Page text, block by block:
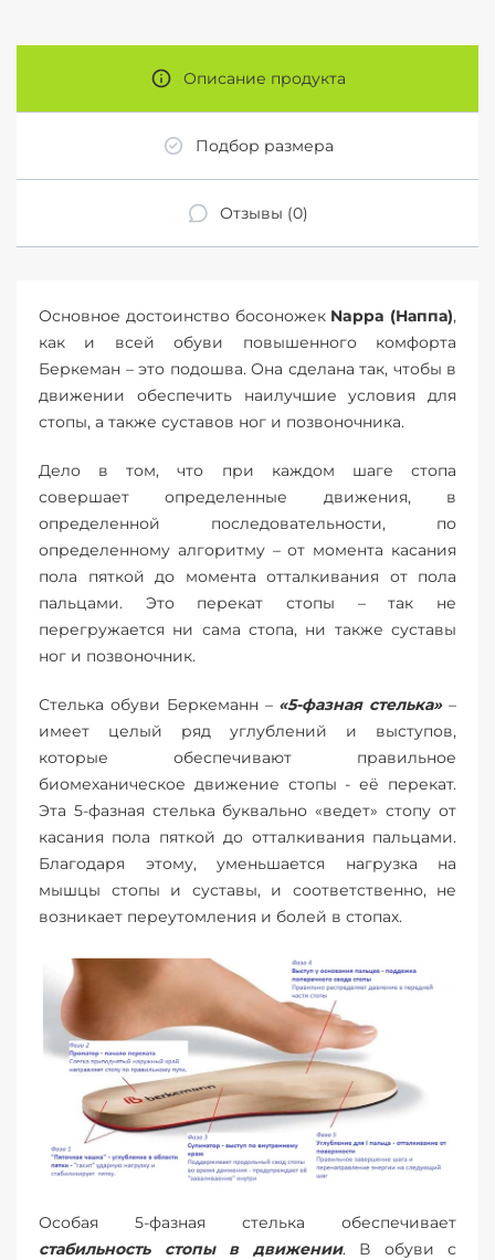
Описание продукта
Подбор размера
Отзывы (0)
Основное достоинство босоножек Nappa (Наппа),
как и всей обуви повышенного комфорта
Беркеман – это подошва. Она сделана так, чтобы в
движении обеспечить наилучшие условия для
стопы, а также суставов ног и позвоночника.
Дело в том, что при каждом шаге стопа
совершает определенные движения, в
определенной последовательности, по
определенному алгоритму – от момента касания
пола пяткой до момента отталкивания от пола
пальцами. Это перекат стопы – так не
перегружается ни сама стопа, ни также суставы
ног и позвоночник.
Стелька обуви Беркеманн – «5-фазная стелька»–
имеет целый ряд углублений и выступов,
которые обеспечивают правильное
биомеханическое движение стопы - её перекат.
Эта 5-фазная стелька буквально «ведет» стопу от
касания пола пяткой до отталкивания пальцами.
Благодаря этому, уменьшается нагрузка на
мышцы стопы и суставы, и соответственно, не
возникает переутомления и болей в стопах.
Особая 5-фазная стелька обеспечивает
стабильность стопы в движении. В обуви с